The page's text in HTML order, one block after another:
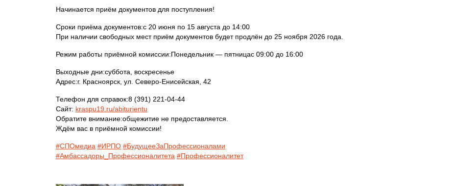
Начинается приём документов для поступления!
Сроки приёма документов:с 20 июня по 15 августа до 14:00
При наличии свободных мест приём документов будет продлён до 25 ноября 2026 года.
Режим работы приёмной комиссии:Понедельник — пятницас 09:00 до 16:00
Выходные дни:суббота, воскресенье
Адрес:г. Красноярск, ул. Северо-Енисейская, 42
Телефон для справок:8 (391) 221-04-44
Сайт: kraspu19.ru/abiturientu
Обратите внимание:общежитие не предоставляется.
Ждём вас в приёмной комиссии!
#СПОмедиа #ИРПО #БудущееЗаПрофессионалами
#Амбассадоры_Профессионалитета #Профессионалитет